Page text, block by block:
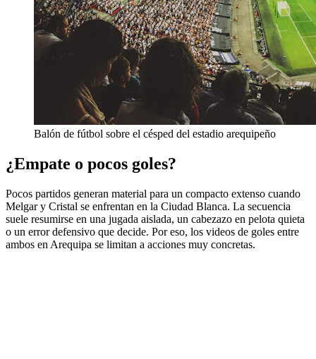
Balón de fútbol sobre el césped del estadio arequipeño
¿Empate o pocos goles?
Pocos partidos generan material para un compacto extenso cuando
Melgar y Cristal se enfrentan en la Ciudad Blanca. La secuencia
suele resumirse en una jugada aislada, un cabezazo en pelota quieta
o un error defensivo que decide. Por eso, los videos de goles entre
ambos en Arequipa se limitan a acciones muy concretas.